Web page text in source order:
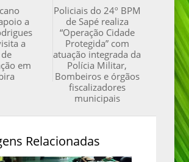
Policiais do 24º BPM
de Sapé realiza
“Operação Cidade
Protegida” com
atuação integrada da
Polícia Militar,
Bombeiros e órgãos
fiscalizadores
municipais
a
a
em
Relacionadas